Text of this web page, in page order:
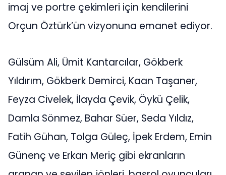
imaj ve portre çekimleri için kendilerini
Orçun Öztürk’ün vizyonuna emanet ediyor.
Gülsüm Ali, Ümit Kantarcılar, Gökberk
Yıldırım, Gökberk Demirci, Kaan Taşaner,
Feyza Civelek, İlayda Çevik, Öykü Çelik,
Damla Sönmez, Bahar Süer, Seda Yıldız,
Fatih Gühan, Tolga Güleç, İpek Erdem, Emin
Günenç ve Erkan Meriç gibi ekranların